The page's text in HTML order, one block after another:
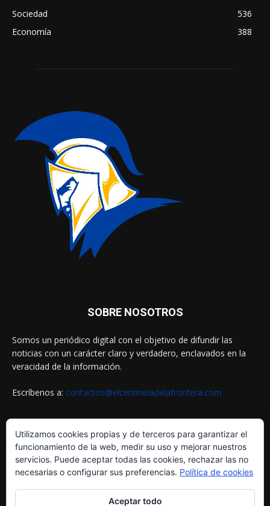
Sociedad
536
Economía
388
SOBRE NOSOTROS
Somos un periódico digital con el objetivo de difundir las
noticias con un carácter claro y verdadero, enclavados en la
veracidad de la información.
Escríbenos a: contactos@elcentineladelafrontera.com
SIGUENOS EN
Utilizamos cookies propias y de terceros para garantizar el
funcionamiento de la web, medir su uso y mejorar nuestros
servicios. Puede aceptar todas las cookies, rechazar las no
necesarias o configurar sus preferencias. Política de cookies
Aceptar todo